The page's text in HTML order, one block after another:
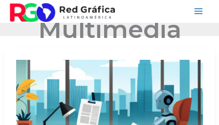
Multimedia